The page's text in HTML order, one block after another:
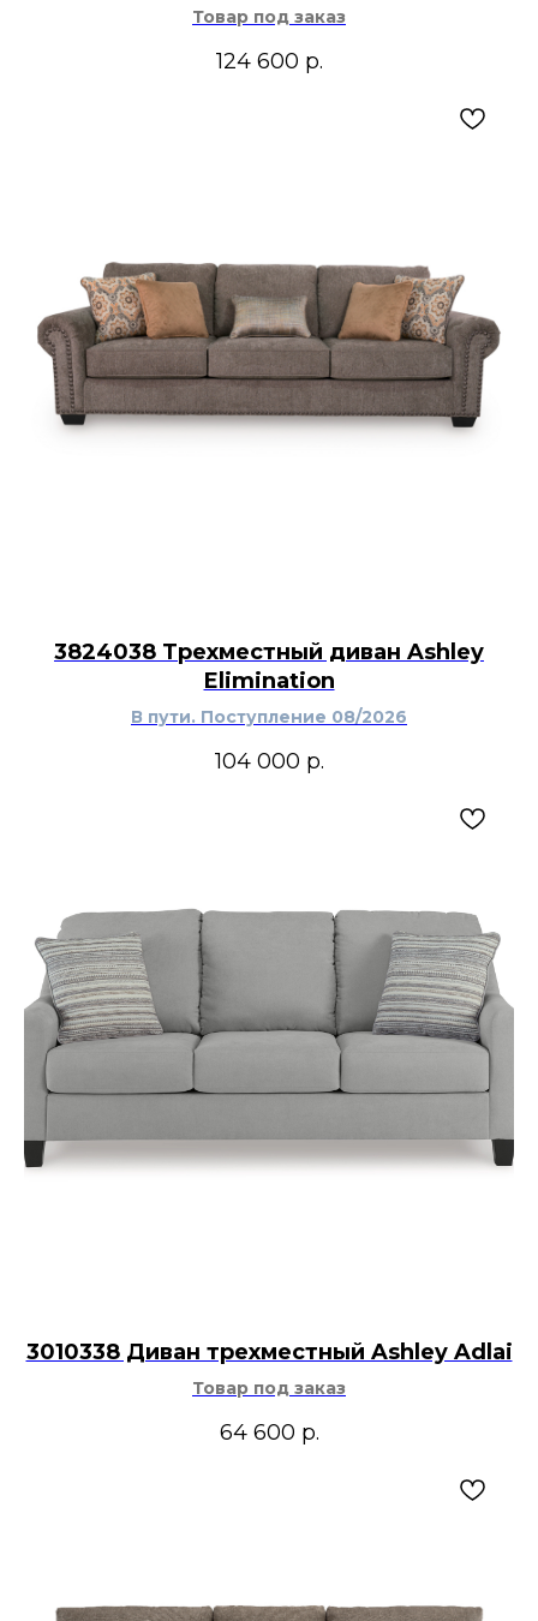
Товар под заказ
124 600 р.
3824038 Трехместный диван Ashley
Elimination
В пути. Поступление 08/2026
104 000 р.
3010338 Диван трехместный Ashley Adlai
Товар под заказ
64 600 р.